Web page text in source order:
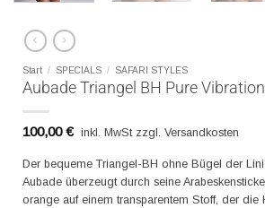
Start / SPECIALS / SAFARI STYLES
Aubade Triangel BH Pure
100,00€ inkl. MwSt zzgl. Versandkosten
Der bequeme Triangel-BH ohne Bügel der
Aubade überzeugt durch seine
orange auf einem transparentem Stoff, der die